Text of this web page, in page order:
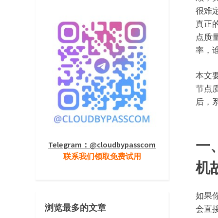
很难
真正
点质
率，
本文
节点
后，
一
机
如果
会直
Telegram：@cloudbypasscom
联系我们领取免费试用
浏览最多的文章